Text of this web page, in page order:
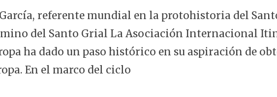
referente mundial en la protohistoria del
del Santo Grial La Asociación Internacional
ha dado un paso histórico en su aspiración de
En el marco del ciclo